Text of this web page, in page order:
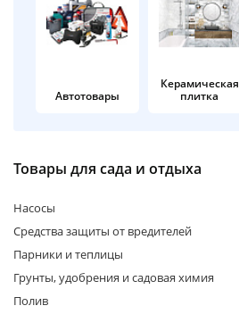
Автотовары
Керамическая
плитка
Товары для сада и отдыха
Насосы
Средства защиты от вредителей
Парники и теплицы
Грунты, удобрения и садовая химия
Полив